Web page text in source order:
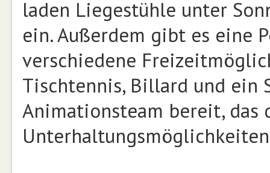
laden Liegestühle unter
ein. Außerdem gibt es eine
verschiedene
Tischtennis, Billard und ein
Animationsteam bereit, das